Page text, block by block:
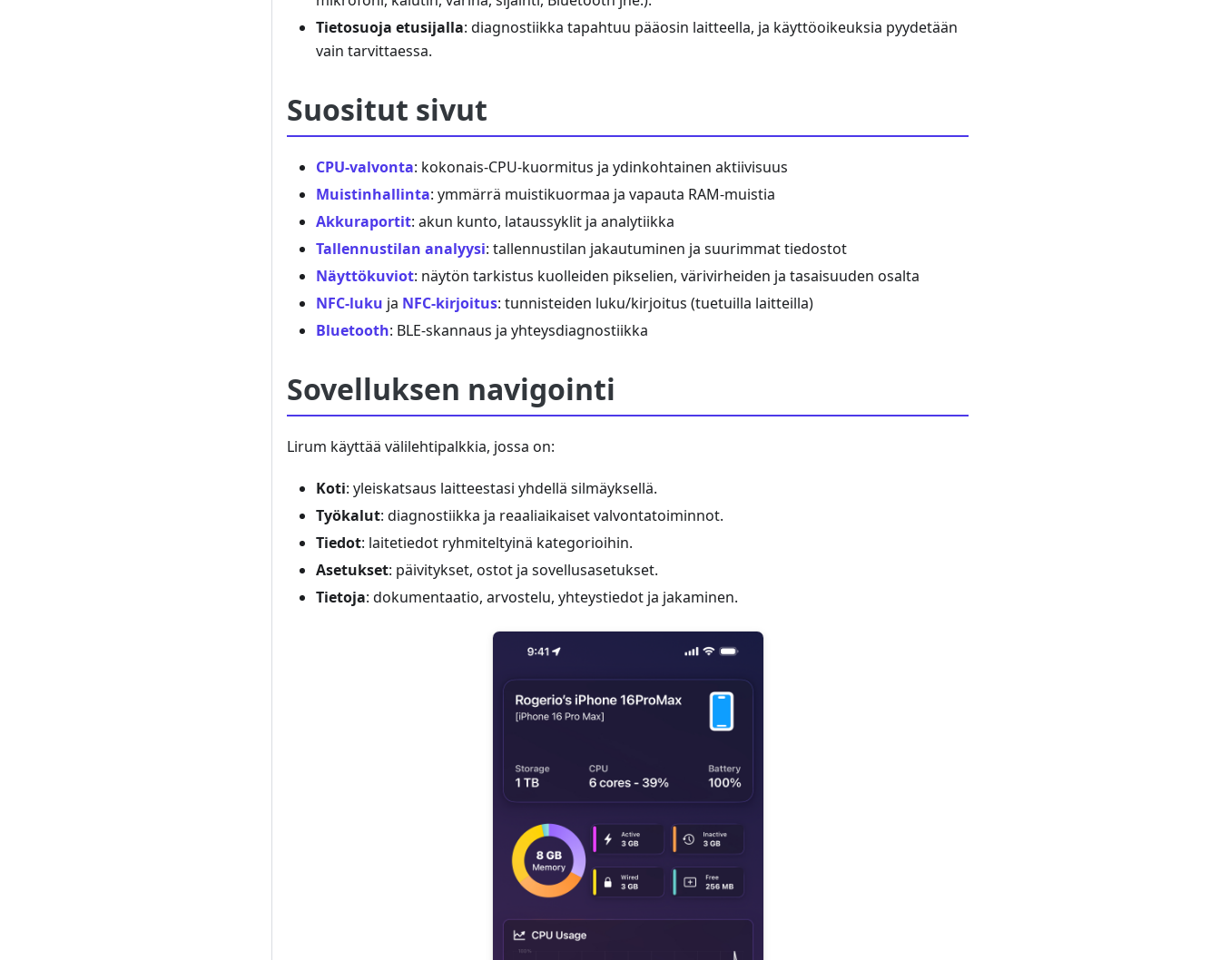
Tietosuoja etusijalla: diagnostiikka tapahtuu pääosin laitteella, ja käyttöoikeuksia pyydetään
vain tarvittaessa.
Suositut sivut
CPU-valvonta: kokonais-CPU-kuormitus ja ydinkohtainen aktiivisuus
Muistinhallinta: ymmärrä muistikuormaa ja vapauta RAM-muistia
Akkuraportit: akun kunto, lataussyklit ja analytiikka
Tallennustilan analyysi: tallennustilan jakautuminen ja suurimmat tiedostot
Näyttökuviot: näytön tarkistus kuolleiden pikselien, värivirheiden ja tasaisuuden osalta
NFC-luku ja NFC-kirjoitus: tunnisteiden luku/kirjoitus (tuetuilla laitteilla)
Bluetooth: BLE-skannaus ja yhteysdiagnostiikka
Sovelluksen navigointi
Lirum käyttää välilehtipalkkia, jossa on:
Koti: yleiskatsaus laitteestasi yhdellä silmäyksellä.
Työkalut: diagnostiikka ja reaaliaikaiset valvontatoiminnot.
Tiedot: laitetiedot ryhmiteltyinä kategorioihin.
Asetukset: päivitykset, ostot ja sovellusasetukset.
Tietoja: dokumentaatio, arvostelu, yhteystiedot ja jakaminen.